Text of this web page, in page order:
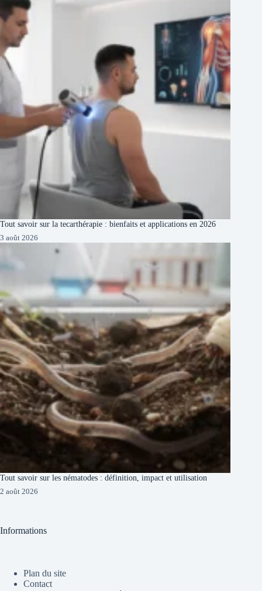
Tout savoir sur la tecarthérapie : bienfaits et applications en 2026
3 août 2026
Tout savoir sur les nématodes : définition, impact et utilisation
2 août 2026
Informations
Plan du site
Contact